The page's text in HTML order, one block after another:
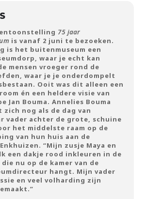
75 jaar
is vanaf 2 juni te bezoeken.
is het buitenmuseum een
waar je echt kan
mensen vroeger rond de
waar je je onderdompelt
Ooit was dit alleen een
én een heldere visie van
Jan Bouma. Annelies Bouma
nog als de dag van
vader achter de grote, schuine
het middelste raam op de
van hun huis aan de
“Mijn zusje Maya en
een dakje rood inkleuren in de
nu op de kamer van de
hangt. Mijn vader
en veel volharding zijn